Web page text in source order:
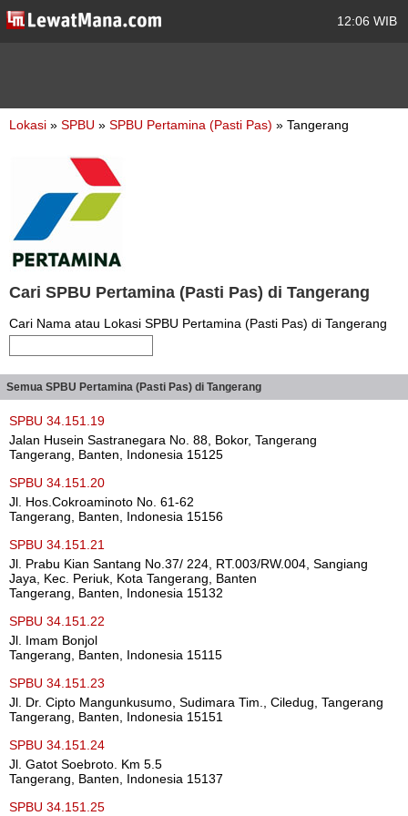
12:06 WIB
Lokasi » SPBU » SPBU Pertamina (Pasti Pas) » Tangerang
Cari SPBU Pertamina (Pasti Pas) di Tangerang
Cari Nama atau Lokasi SPBU Pertamina (Pasti Pas) di Tangerang
Semua SPBU Pertamina (Pasti Pas) di Tangerang
SPBU 34.151.19
Jalan Husein Sastranegara No. 88, Bokor, Tangerang
Tangerang, Banten, Indonesia 15125
SPBU 34.151.20
Jl. Hos.Cokroaminoto No. 61-62
Tangerang, Banten, Indonesia 15156
SPBU 34.151.21
Jl. Prabu Kian Santang No.37/ 224, RT.003/RW.004, Sangiang
Jaya, Kec. Periuk, Kota Tangerang, Banten
Tangerang, Banten, Indonesia 15132
SPBU 34.151.22
Jl. Imam Bonjol
Tangerang, Banten, Indonesia 15115
SPBU 34.151.23
Jl. Dr. Cipto Mangunkusumo, Sudimara Tim., Ciledug, Tangerang
Tangerang, Banten, Indonesia 15151
SPBU 34.151.24
Jl. Gatot Soebroto. Km 5.5
Tangerang, Banten, Indonesia 15137
SPBU 34.151.25